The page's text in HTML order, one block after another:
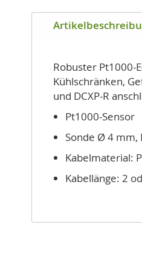
Robuster Pt1000-
Kühlschränken,
und DCXP-R
Pt1000-Sensor
Sonde Ø 4 mm,
Kabelmaterial:
Kabellänge: 2